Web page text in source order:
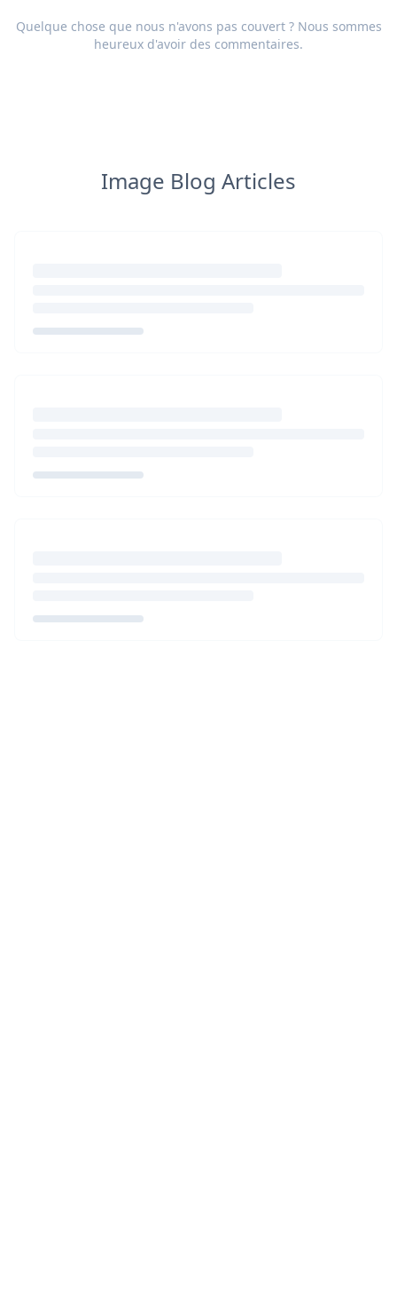
Quelque chose que nous n'avons pas couvert ? Nous sommes
heureux d'avoir des commentaires.
Image Blog Articles